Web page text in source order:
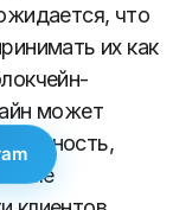
что
их как
может